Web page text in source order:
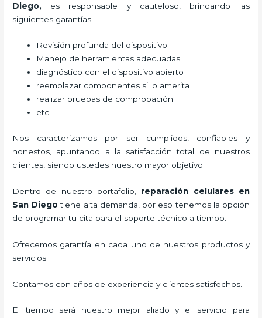
Diego, es responsable y cauteloso, brindando las
siguientes garantías:
Revisión profunda del dispositivo
Manejo de herramientas adecuadas
diagnóstico con el dispositivo abierto
reemplazar componentes si lo amerita
realizar pruebas de comprobación
etc
Nos caracterizamos por ser cumplidos, confiables y
honestos, apuntando a la satisfacción total de nuestros
clientes, siendo ustedes nuestro mayor objetivo.
Dentro de nuestro portafolio, reparación celulares en
San Diego tiene alta demanda, por eso tenemos la opción
de programar tu cita para el soporte técnico a tiempo.
Ofrecemos garantía en cada uno de nuestros productos y
servicios.
Contamos con años de experiencia y clientes satisfechos.
El tiempo será nuestro mejor aliado y el servicio para